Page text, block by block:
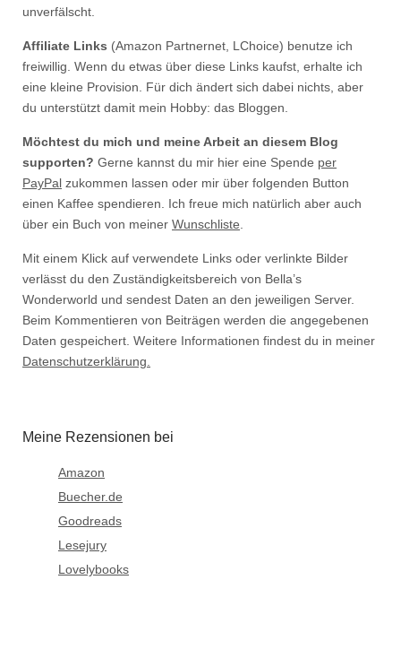
unverfälscht.
Affiliate Links (Amazon Partnernet, LChoice) benutze ich
freiwillig. Wenn du etwas über diese Links kaufst, erhalte ich
eine kleine Provision. Für dich ändert sich dabei nichts, aber
du unterstützt damit mein Hobby: das Bloggen.
Möchtest du mich und meine Arbeit an diesem Blog
supporten? Gerne kannst du mir hier eine Spende per
PayPal zukommen lassen oder mir über folgenden Button
einen Kaffee spendieren. Ich freue mich natürlich aber auch
über ein Buch von meiner Wunschliste.
Mit einem Klick auf verwendete Links oder verlinkte Bilder
verlässt du den Zuständigkeitsbereich von Bella’s
Wonderworld und sendest Daten an den jeweiligen Server.
Beim Kommentieren von Beiträgen werden die angegebenen
Daten gespeichert. Weitere Informationen findest du in meiner
Datenschutzerklärung.
Meine Rezensionen bei
Amazon
Buecher.de
Goodreads
Lesejury
Lovelybooks